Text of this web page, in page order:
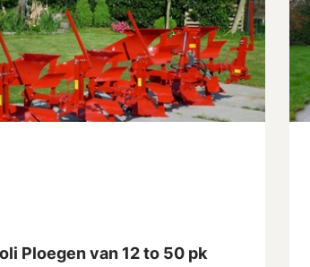
Ploegen van 12 to 50 pk